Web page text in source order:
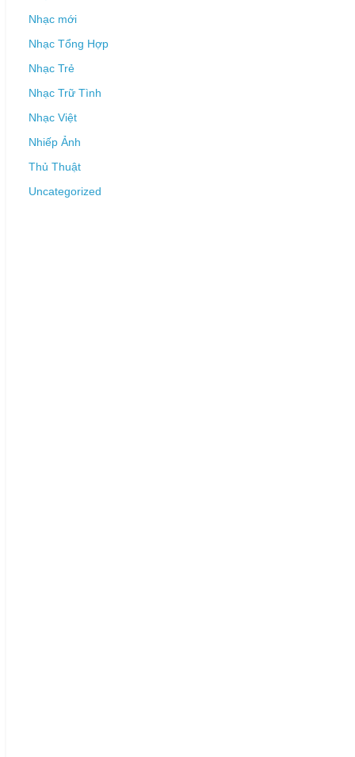
Nhạc mới
Nhạc Tổng Hợp
Nhạc Trẻ
Nhạc Trữ Tình
Nhạc Việt
Nhiếp Ảnh
Thủ Thuật
Uncategorized